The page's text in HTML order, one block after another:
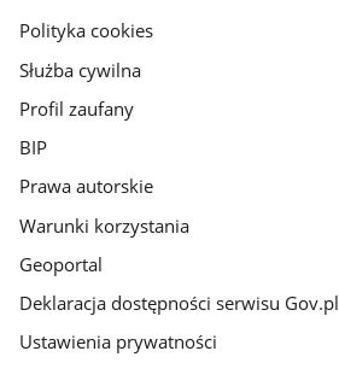
gov.pl
Polityka cookies
Służba cywilna
Profil zaufany
BIP
Prawa autorskie
Warunki korzystania
Geoportal
Deklaracja dostępności serwisu Gov.pl
Ustawienia prywatności